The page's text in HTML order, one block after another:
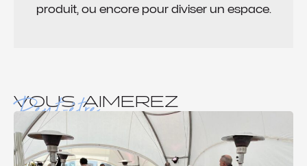
produit, ou encore pour diviser un espace.
VOUS AIMEREZ
Peut-être